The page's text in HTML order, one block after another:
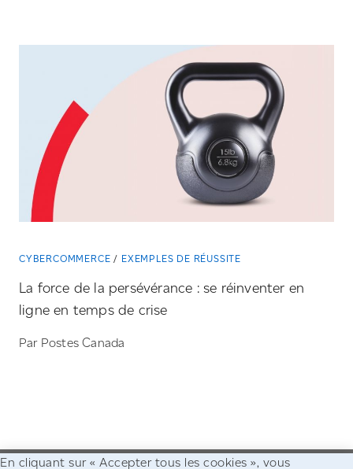
CYBERCOMMERCE EXEMPLES DE RÉUSSITE
La force de la persévérance : se réinventer en
ligne en temps de crise
Par Postes Canada
En cliquant sur « Accepter tous les cookies », vous